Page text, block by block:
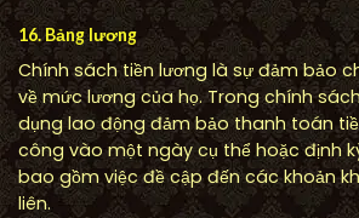
16. Bảng lương
Chính sách tiền lương là sự đảm bảo
về mức lương của họ. Trong chính
dụng lao động đảm bảo thanh toán
công vào một ngày cụ thể hoặc định
bao gồm việc đề cập đến các khoản
liên.